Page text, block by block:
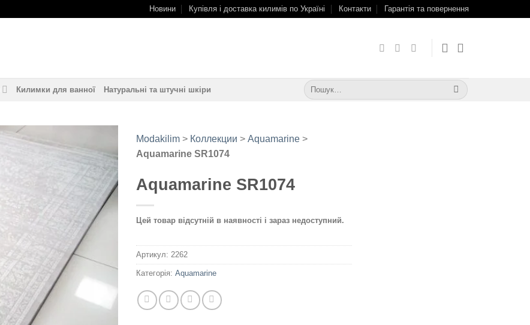
Новини Купівля і доставка килимів по Україні Контакти Гарантія та повернення
Килимки для ванної Натуральні та штучні шкіри
Шукати:
Додати
до
обраного
Modakilim > Коллекции > Aquamarine >
Aquamarine SR1074
Aquamarine SR1074
Цей товар відсутній в наявності і зараз недоступний.
Артикул: 2262
Категорія: Aquamarine